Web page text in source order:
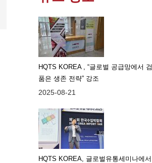
HQTS KOREA , “글로벌 공급망에서 검
품은 생존 전략” 강조
2025-08-21
HQTS KOREA, 글로벌유통세미나에서